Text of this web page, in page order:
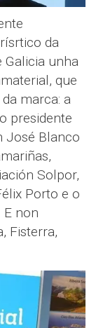
da
Galicia unha
que
marca: a
presidente
José Blanco
Solpor,
Porto e o
E non
Fisterra,